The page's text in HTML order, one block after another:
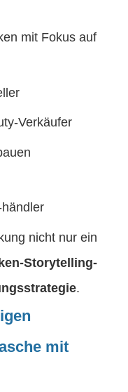
mit Fokus auf
Verkäufer
nicht nur ein
Storytelling-
.
mit